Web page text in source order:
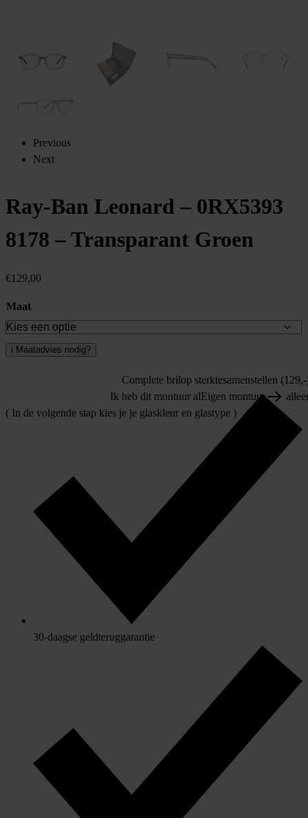
Previous
Next
Ray-Ban Leonard – 0RX5393
8178 – Transparant Groen
€129,00
Maat
i Maatadvies nodig?
Complete brilop sterktesamenstellen
Ik heb dit montuur alEigen montuur
( In de volgende stap kies je je glaskleur en glastype )
30-daagse geldteruggarantie